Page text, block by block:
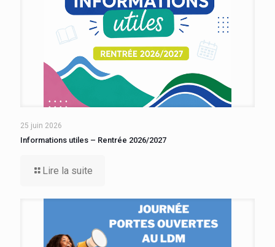
25 juin 2026
Informations utiles – Rentrée 2026/2027
Lire la suite